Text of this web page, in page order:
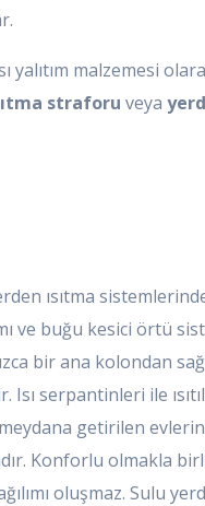
malzemesi
straforu veya
ısıtma
ve buğu kesici örtü
bir ana kolondan
serpantinleri ile
getirilen
Konforlu olmakla
oluşmaz. Sulu